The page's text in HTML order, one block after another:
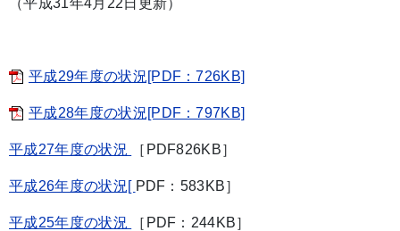
（平成31年4月22日更新）
平成29年度の状況[PDF：726KB]
平成28年度の状況[PDF：797KB]
平成27年度の状況 ［PDF826KB］
平成26年度の状況[ PDF：583KB］
平成25年度の状況 ［PDF：244KB］